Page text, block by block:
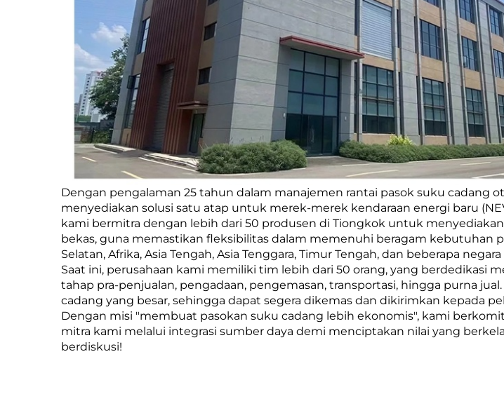
Dengan pengalaman 25 tahun dalam manajemen rantai pasok suku cadang
menyediakan solusi satu atap untuk merek-merek kendaraan energi baru
kami bermitra dengan lebih dari 50 produsen di Tiongkok untuk
bekas, guna memastikan fleksibilitas dalam memenuhi beragam kebutuhan
Selatan, Afrika, Asia Tengah, Asia Tenggara, Timur Tengah, dan beberapa negara
Saat ini, perusahaan kami memiliki tim lebih dari 50 orang, yang berdedikasi
tahap pra-penjualan, pengadaan, pengemasan, transportasi, hingga purna
cadang yang besar, sehingga dapat segera dikemas dan dikirimkan kepada
Dengan misi "membuat pasokan suku cadang lebih ekonomis", kami
mitra kami melalui integrasi sumber daya demi menciptakan nilai yang
berdiskusi!